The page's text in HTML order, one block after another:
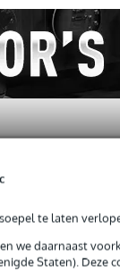
te laten
we daarnaast
Staten). Deze
50 -